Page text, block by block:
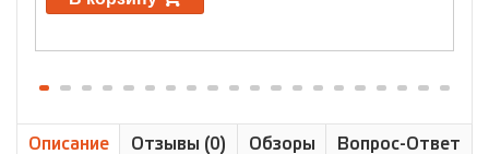
Описание Отзывы (0) Обзоры Вопрос-Ответ